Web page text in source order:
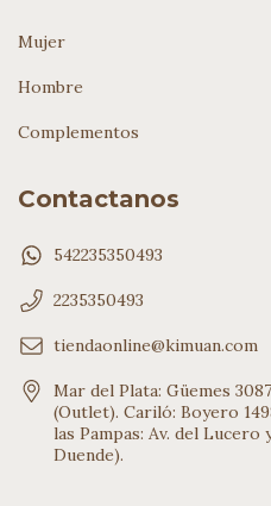
Mujer
Hombre
Complementos
Contactanos
542235350493
2235350493
tiendaonline@kimuan.com
Mar del Plata: Güemes
(Outlet). Cariló: Boyero
las Pampas: Av. del Lucero
Duende).